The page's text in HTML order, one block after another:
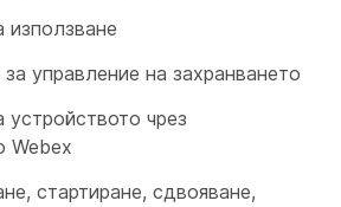
използване
управление на захранването
устройството чрез
Webex
стартиране, сдвояване,